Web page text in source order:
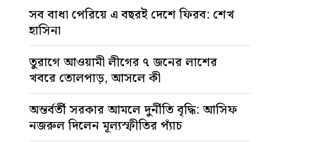
সব বাধা পেরিয়ে এ বছরই দেশে ফিরব: শেখ
হাসিনা
তুরাগে আওয়ামী লীগের ৭ জনের লাশের
খবরে তোলপাড়, আসলে কী
অন্তর্বর্তী সরকার আমলে দুর্নীতি বৃদ্ধি: আসিফ
নজরুল দিলেন মূল্যস্ফীতির প্যাঁচ